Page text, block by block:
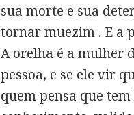
sua morte e sua
tornar muezim . E a
A orelha é a mulher
pessoa, e se ele vir
quem pensa que